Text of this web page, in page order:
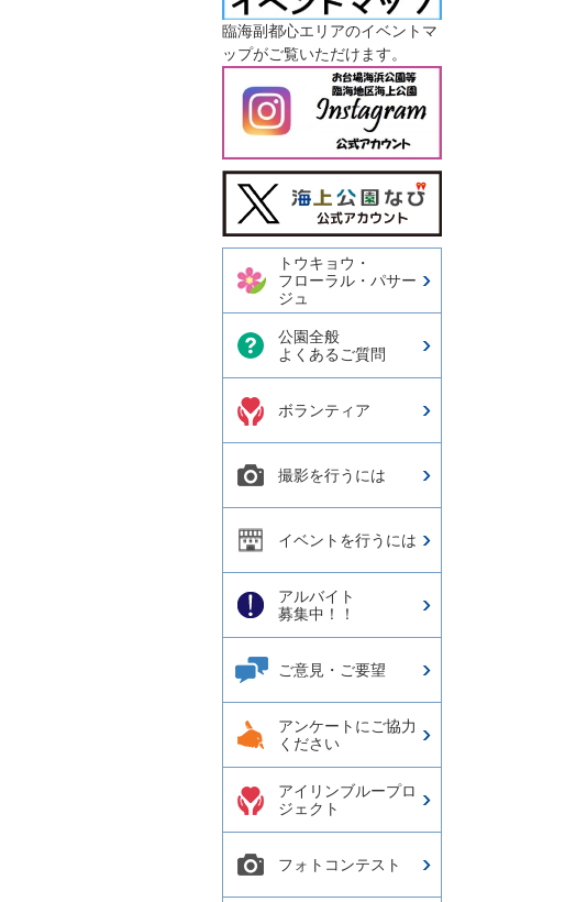
臨海副都心エリアのイベントマ
ップがご覧いただけます。
今日の東京港埠頭㈱【公式
X】
トウキョウ・
フローラル・パサー
ジュ
公園全般
よくあるご質問
ボランティア
撮影を行うには
イベントを行うには
アルバイト
募集中！！
ご意見・ご要望
アンケートにご協力
ください
アイリンブループロ
ジェクト
フォトコンテスト